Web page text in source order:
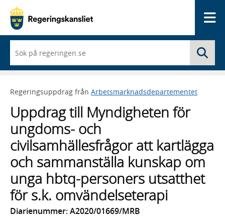
du
börjar
skriva
framträder
lista
med
sökförslag
Regeringsuppdrag från Arbetsmarknadsdepartementet
Uppdrag till Myndigheten för
ungdoms- och
civilsamhällesfrågor att kartlägga
och sammanställa kunskap om
unga hbtq-personers utsatthet
för s.k. omvändelseterapi
Diarienummer: A2020/01669/MRB